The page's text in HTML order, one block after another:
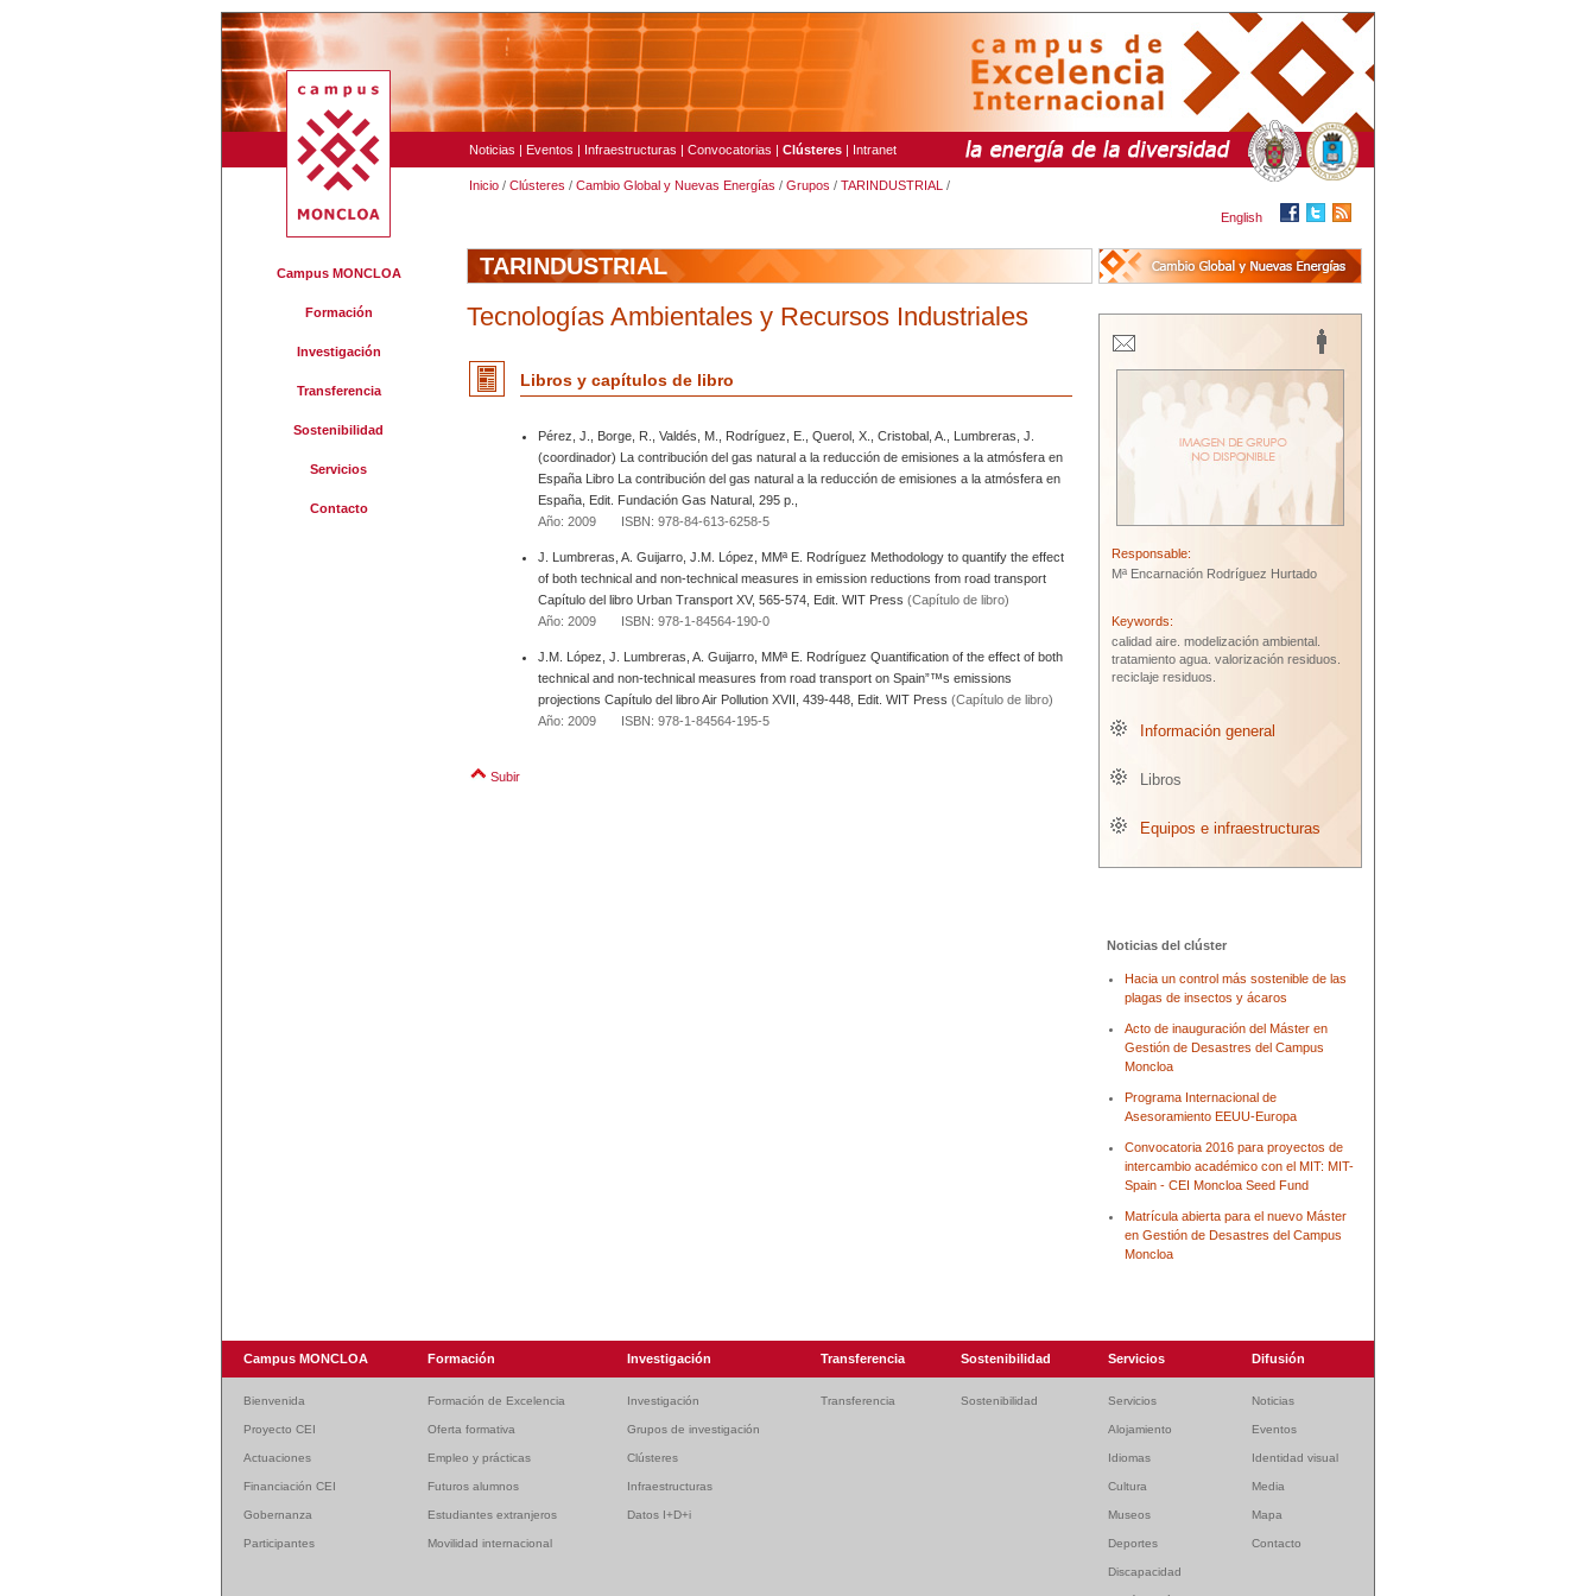
Noticias | Eventos | Infraestructuras | Convocatorias | Clústeres | Intranet
Inicio / Clústeres / Cambio Global y Nuevas Energías / Grupos / TARINDUSTRIAL /
English
Campus MONCLOA
Formación
Investigación
Transferencia
Sostenibilidad
Servicios
Contacto
TARINDUSTRIAL
Tecnologías Ambientales y Recursos Industriales
Libros y capítulos de libro
Pérez, J., Borge, R., Valdés, M., Rodríguez, E., Querol, X., Cristobal, A., Lumbreras, J.
(coordinador) La contribución del gas natural a la reducción de emisiones a la atmósfera en
España Libro La contribución del gas natural a la reducción de emisiones a la atmósfera en
España, Edit. Fundación Gas Natural, 295 p.,
Año: 2009 ISBN: 978-84-613-6258-5
J. Lumbreras, A. Guijarro, J.M. López, MMª E. Rodríguez Methodology to quantify the effect
of both technical and non-technical measures in emission reductions from road transport
Capítulo del libro Urban Transport XV, 565-574, Edit. WIT Press (Capítulo de libro)
Año: 2009 ISBN: 978-1-84564-190-0
J.M. López, J. Lumbreras, A. Guijarro, MMª E. Rodríguez Quantification of the effect of both
technical and non-technical measures from road transport on Spain”™s emissions
projections Capítulo del libro Air Pollution XVII, 439-448, Edit. WIT Press (Capítulo de libro)
Año: 2009 ISBN: 978-1-84564-195-5
Subir
Responsable:
Mª Encarnación Rodríguez Hurtado
Keywords:
calidad aire. modelización ambiental.
tratamiento agua. valorización residuos.
reciclaje residuos.
Información general
Libros
Equipos e infraestructuras
Noticias del clúster
Hacia un control más sostenible de las
plagas de insectos y ácaros
Acto de inauguración del Máster en
Gestión de Desastres del Campus
Moncloa
Programa Internacional de
Asesoramiento EEUU-Europa
Convocatoria 2016 para proyectos de
intercambio académico con el MIT: MIT-
Spain - CEI Moncloa Seed Fund
Matrícula abierta para el nuevo Máster
en Gestión de Desastres del Campus
Moncloa
Campus MONCLOA Formación Investigación Transferencia Sostenibilidad Servicios Difusión
Bienvenida Formación de Excelencia Investigación Transferencia Sostenibilidad Servicios Noticias
Proyecto CEI Oferta formativa Grupos de investigación Alojamiento Eventos
Actuaciones Empleo y prácticas Clústeres Idiomas Identidad visual
Financiación CEI Futuros alumnos Infraestructuras Cultura Media
Gobernanza Estudiantes extranjeros Datos I+D+i Museos Mapa
Participantes Movilidad internacional Deportes Contacto
Discapacidad